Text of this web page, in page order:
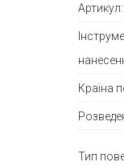
Артикул:
Країна
Тип